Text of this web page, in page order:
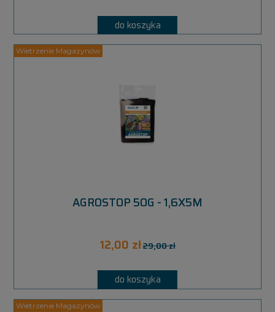
do koszyka
AGROSTOP 50G - 1,6X5M
12,00 zł29,00 zł
do koszyka